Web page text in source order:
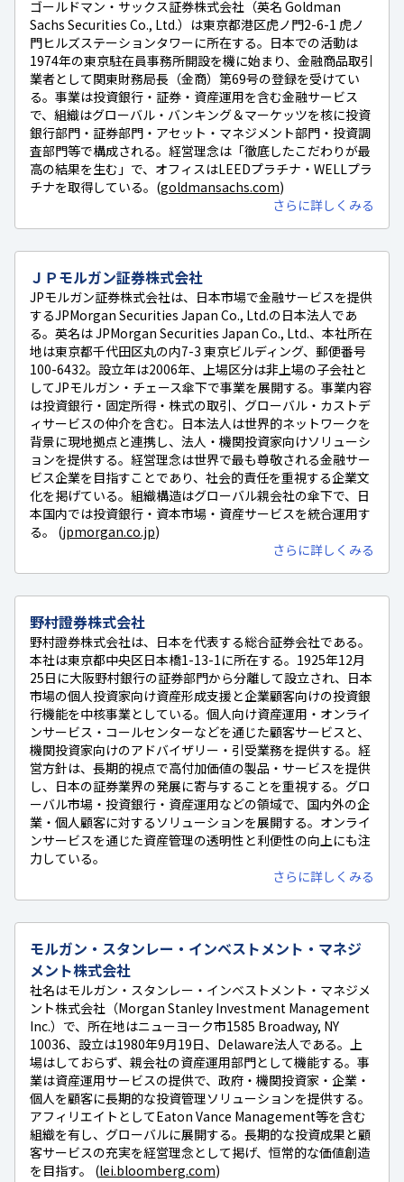
ゴールドマン・サックス証券株式会社（英名 Goldman
Sachs Securities Co., Ltd.）は東京都港区虎ノ門2-6-1 虎ノ
門ヒルズステーションタワーに所在する。日本での活動は
1974年の東京駐在員事務所開設を機に始まり、金融商品取引
業者として関東財務局長（金商）第69号の登録を受けてい
る。事業は投資銀行・証券・資産運用を含む金融サービス
で、組織はグローバル・バンキング＆マーケッツを核に投資
銀行部門・証券部門・アセット・マネジメント部門・投資調
査部門等で構成される。経営理念は「徹底したこだわりが最
高の結果を生む」で、オフィスはLEEDプラチナ・WELLプラ
チナを取得している。(goldmansachs.com)
さらに詳しくみる
ＪＰモルガン証券株式会社
JPモルガン証券株式会社は、日本市場で金融サービスを提供
するJPMorgan Securities Japan Co., Ltd.の日本法人であ
る。英名は JPMorgan Securities Japan Co., Ltd.、本社所在
地は東京都千代田区丸の内7-3 東京ビルディング、郵便番号
100-6432。設立年は2006年、上場区分は非上場の子会社と
してJPモルガン・チェース傘下で事業を展開する。事業内容
は投資銀行・固定所得・株式の取引、グローバル・カストデ
ィサービスの仲介を含む。日本法人は世界的ネットワークを
背景に現地拠点と連携し、法人・機関投資家向けソリューシ
ョンを提供する。経営理念は世界で最も尊敬される金融サー
ビス企業を目指すことであり、社会的責任を重視する企業文
化を掲げている。組織構造はグローバル親会社の傘下で、日
本国内では投資銀行・資本市場・資産サービスを統合運用す
る。 (jpmorgan.co.jp)
さらに詳しくみる
野村證券株式会社
野村證券株式会社は、日本を代表する総合証券会社である。
本社は東京都中央区日本橋1-13-1に所在する。1925年12月
25日に大阪野村銀行の証券部門から分離して設立され、日本
市場の個人投資家向け資産形成支援と企業顧客向けの投資銀
行機能を中核事業としている。個人向け資産運用・オンライ
ンサービス・コールセンターなどを通じた顧客サービスと、
機関投資家向けのアドバイザリー・引受業務を提供する。経
営方針は、長期的視点で高付加価値の製品・サービスを提供
し、日本の証券業界の発展に寄与することを重視する。グロ
ーバル市場・投資銀行・資産運用などの領域で、国内外の企
業・個人顧客に対するソリューションを展開する。オンライ
ンサービスを通じた資産管理の透明性と利便性の向上にも注
力している。
さらに詳しくみる
モルガン・スタンレー・インベストメント・マネジ
メント株式会社
社名はモルガン・スタンレー・インベストメント・マネジメ
ント株式会社（Morgan Stanley Investment Management
Inc.）で、所在地はニューヨーク市1585 Broadway, NY
10036、設立は1980年9月19日、Delaware法人である。上
場はしておらず、親会社の資産運用部門として機能する。事
業は資産運用サービスの提供で、政府・機関投資家・企業・
個人を顧客に長期的な投資管理ソリューションを提供する。
アフィリエイトとしてEaton Vance Management等を含む
組織を有し、グローバルに展開する。長期的な投資成果と顧
客サービスの充実を経営理念として掲げ、恒常的な価値創造
を目指す。 (lei.bloomberg.com)